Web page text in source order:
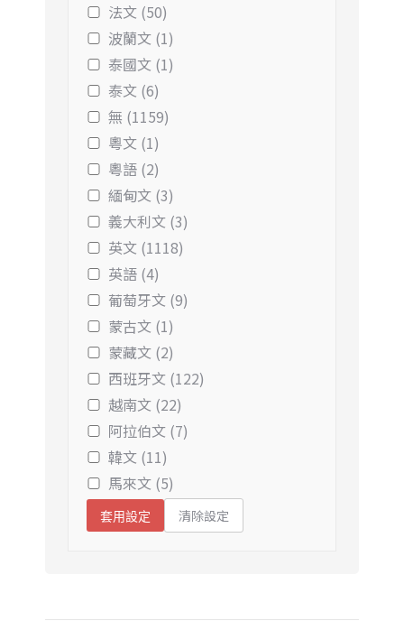
法文 (50)
波蘭文 (1)
泰國文 (1)
泰文 (6)
無 (1159)
粵文 (1)
粵語 (2)
緬甸文 (3)
義大利文 (3)
英文 (1118)
英語 (4)
葡萄牙文 (9)
蒙古文 (1)
蒙藏文 (2)
西班牙文 (122)
越南文 (22)
阿拉伯文 (7)
韓文 (11)
馬來文 (5)
套用設定 清除設定